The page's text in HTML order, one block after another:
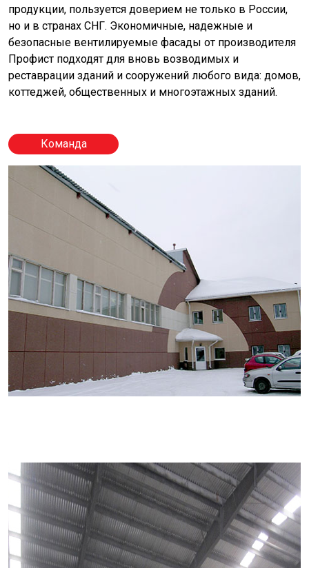
продукции, пользуется доверием не только в России,
но и в странах СНГ. Экономичные, надежные и
безопасные вентилируемые фасады от производителя
Профист подходят для вновь возводимых и
реставрации зданий и сооружений любого вида: домов,
коттеджей, общественных и многоэтажных зданий.
Команда